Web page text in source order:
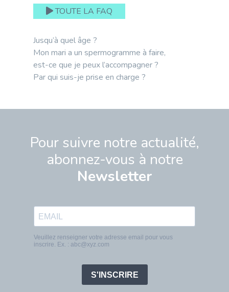
TOUTE LA FAQ
Jusqu’à quel âge ?
Mon mari a un spermogramme à faire,
est-ce que je peux l’accompagner ?
Par qui suis-je prise en charge ?
Pour suivre notre actualité,
abonnez-vous à notre
Newsletter